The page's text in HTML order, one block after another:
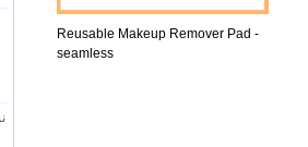
Reusable Makeup Remover Pad -
seamless